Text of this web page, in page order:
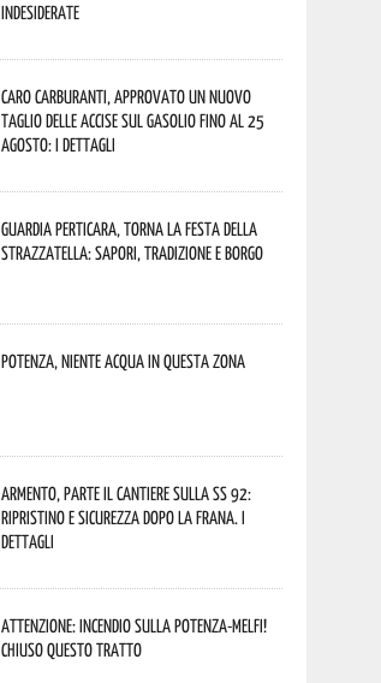
indesiderate
Caro carburanti, approvato un nuovo
taglio delle accise sul gasolio fino al 25
agosto: i dettagli
Guardia Perticara, torna la Festa della
Strazzatella: sapori, tradizione e borgo
Potenza, niente acqua in questa zona
Armento, parte il cantiere sulla SS 92:
ripristino e sicurezza dopo la frana. I
dettagli
Attenzione: incendio sulla Potenza-Melfi!
Chiuso questo tratto